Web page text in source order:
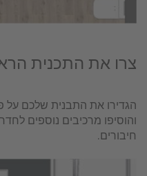
צרו את התכנית
הגדירו את התבנית שלכם
והוסיפו מרכיבים נוספים
חיבורים.